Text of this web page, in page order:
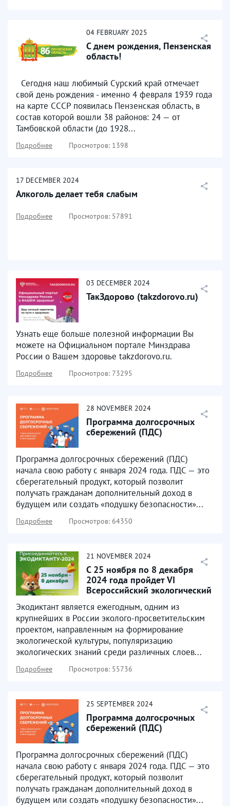
04 FEBRUARY 2025
С днем рождения, Пензенская
область!
Сегодня наш любимый Сурский край отмечает
свой день рождения - именно 4 февраля 1939 года
на карте СССР появилась Пензенская область, в
состав которой вошли 38 районов: 24 — от
Тамбовской области (до 1928...
Подробнее Просмотров: 1398
17 DECEMBER 2024
Алкоголь делает тебя слабым
Подробнее Просмотров: 57891
03 DECEMBER 2024
ТакЗдорово (takzdorovo.ru)
Узнать еще больше полезной информации Вы
можете на Официальном портале Минздрава
России о Вашем здоровье takzdorovo.ru.
Подробнее Просмотров: 73295
28 NOVEMBER 2024
Программа долгосрочных
сбережений (ПДС)
Программа долгосрочных сбережений (ПДС)
начала свою работу с января 2024 года. ПДС — это
сберегательный продукт, который позволит
получать гражданам дополнительный доход в
будущем или создать «подушку безопасности»...
Подробнее Просмотров: 64350
21 NOVEMBER 2024
С 25 ноября по 8 декабря
2024 года пройдет VI
Всероссийский экологический
Экодиктант является ежегодным, одним из
крупнейших в России эколого-просветительским
проектом, направленным на формирование
экологической культуры, популяризацию
экологических знаний среди различных слоев...
Подробнее Просмотров: 55736
25 SEPTEMBER 2024
Программа долгосрочных
сбережений (ПДС)
Программа долгосрочных сбережений (ПДС)
начала свою работу с января 2024 года. ПДС — это
сберегательный продукт, который позволит
получать гражданам дополнительный доход в
будущем или создать «подушку безопасности»...